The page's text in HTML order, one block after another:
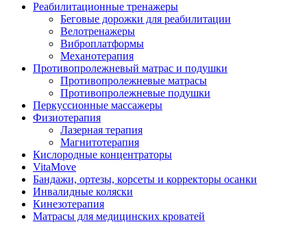
Реабилитационные тренажеры
Беговые дорожки для реабилитации
Велотренажеры
Виброплатформы
Механотерапия
Противопролежневый матрас и подушки
Противопролежневые матрасы
Противопролежневые подушки
Перкуссионные массажеры
Физиотерапия
Лазерная терапия
Магнитотерапия
Кислородные концентраторы
VitaMove
Бандажи, ортезы, корсеты и корректоры осанки
Инвалидные коляски
Кинезотерапия
Матрасы для медицинских кроватей